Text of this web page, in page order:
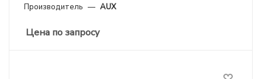
Производитель — AUX
Цена по запросу